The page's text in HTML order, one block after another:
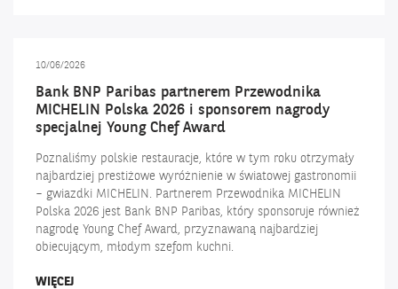
10/06/2026
Bank BNP Paribas partnerem Przewodnika
MICHELIN Polska 2026 i sponsorem nagrody
specjalnej Young Chef Award
Poznaliśmy polskie restauracje, które w tym roku otrzymały
najbardziej prestiżowe wyróżnienie w światowej gastronomii
– gwiazdki MICHELIN. Partnerem Przewodnika MICHELIN
Polska 2026 jest Bank BNP Paribas, który sponsoruje również
nagrodę Young Chef Award, przyznawaną najbardziej
obiecującym, młodym szefom kuchni.
WIĘCEJBANK